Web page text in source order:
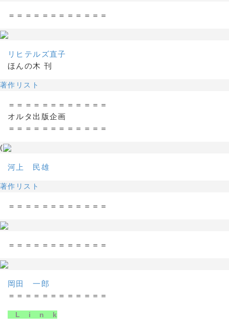
＝＝＝＝＝＝＝＝＝＝＝＝
リヒテルズ直子
ほんの木 刊
著作リスト
＝＝＝＝＝＝＝＝＝＝＝＝
オルタ出版企画
＝＝＝＝＝＝＝＝＝＝＝＝
(
河上 民雄
著作リスト
＝＝＝＝＝＝＝＝＝＝＝＝
＝＝＝＝＝＝＝＝＝＝＝＝
岡田 一郎
＝＝＝＝＝＝＝＝＝＝＝＝
L i n k